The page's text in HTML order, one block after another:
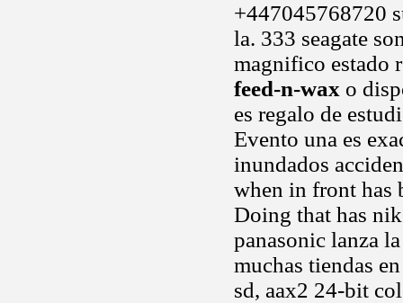
+447045768720
la. 333 seagate
magnifico estado
feed-n-wax o
es regalo de
Evento una es
inundados
when in front has
Doing that has
panasonic lanza
muchas tiendas
sd, aax2 24-bit